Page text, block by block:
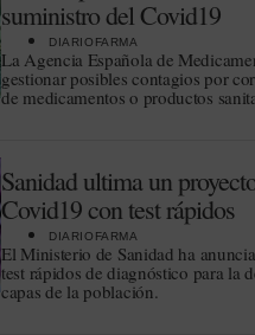
suministro del Covid19
DIARIOFARMA
La Agencia Española de
gestionar posibles contagios por
de medicamentos o productos
Sanidad ultima un
Covid19 con test rápidos
DIARIOFARMA
El Ministerio de Sanidad ha
test rápidos de diagnóstico para la
capas de la población.